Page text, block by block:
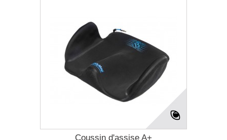
Coussin d'assise A+